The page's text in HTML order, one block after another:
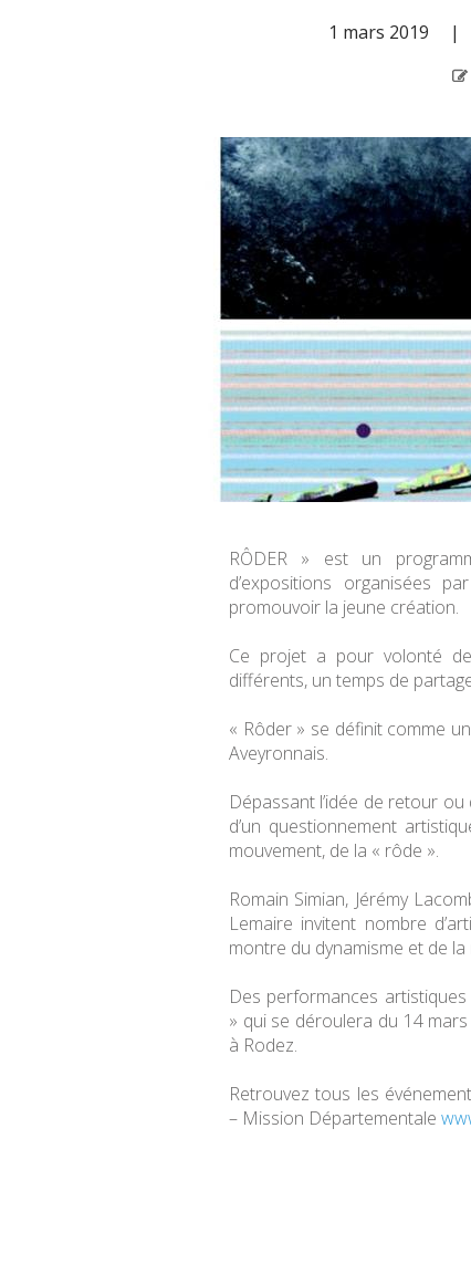
1 mars 2019
RÔDER » est un
d’expositions organisées
promouvoir la jeune création.
Ce projet a pour volonté
différents, un temps de
« Rôder » se définit comme
Aveyronnais.
Dépassant l’idée de retour
d’un questionnement
mouvement, de la « rôde ».
Romain Simian, Jérémy
Lemaire invitent nombre
montre du dynamisme et de
Des performances
» qui se déroulera du 14
à Rodez.
Retrouvez tous les
– Mission Départementale